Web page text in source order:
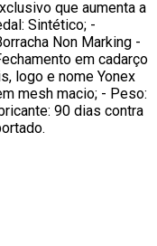
que aumenta a
Sintético; -
Non Marking -
em cadarço
logo e nome Yonex
mesh macio; - Peso:
90 dias contra